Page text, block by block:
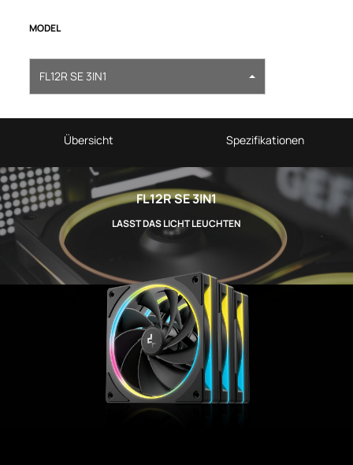
MODEL
FL12R SE 3IN1
Übersicht Spezifikationen
FL12R SE 3IN1
LASST DAS LICHT LEUCHTEN